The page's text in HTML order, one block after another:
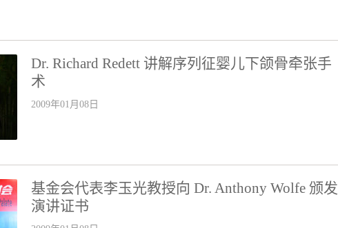
Dr. Richard Redett 讲解序列征婴儿下颌骨牵张手
术
2009年01月08日
基金会代表李玉光教授向 Dr. Anthony Wolfe 颁发
演讲证书